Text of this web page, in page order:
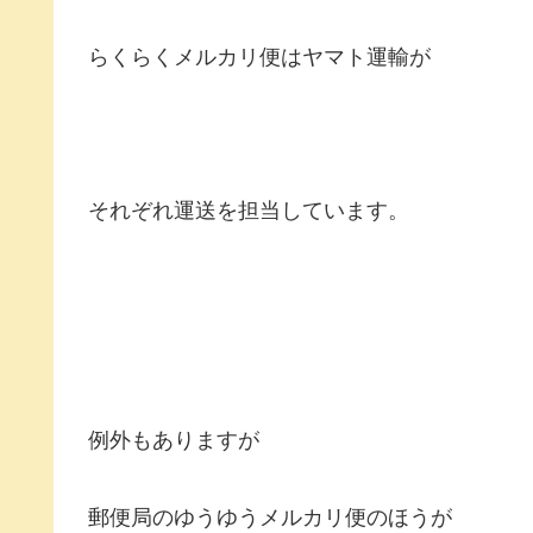
らくらくメルカリ便はヤマト運輸が
それぞれ運送を担当しています。
例外もありますが
郵便局のゆうゆうメルカリ便のほうが